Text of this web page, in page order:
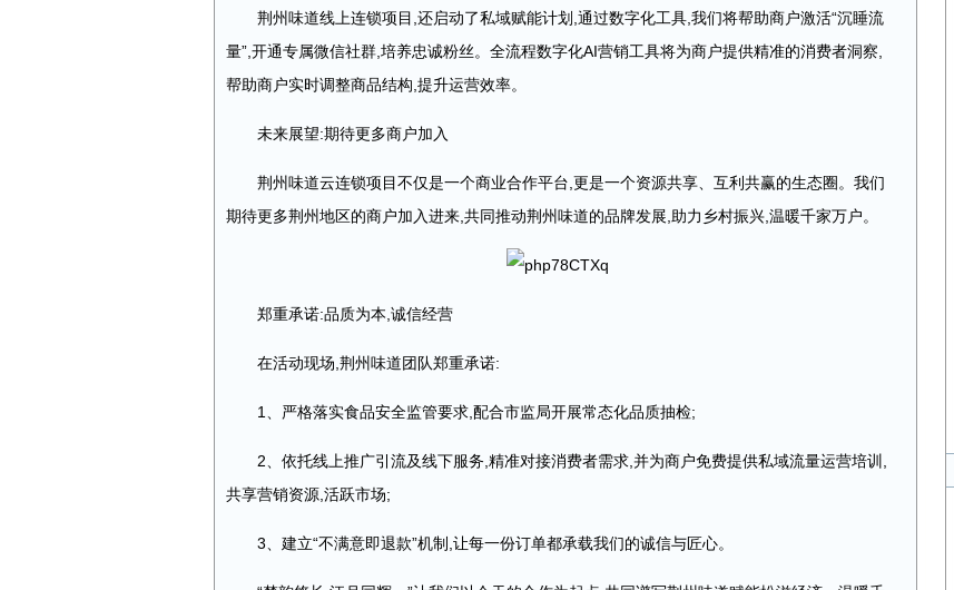
荆州味道线上连锁项目,还启动了私域赋能计划,通过数字化工具,我们将帮助商户激活“沉睡流
量”,开通专属微信社群,培养忠诚粉丝。全流程数字化AI营销工具将为商户提供精准的消费者洞察,
帮助商户实时调整商品结构,提升运营效率。
未来展望:期待更多商户加入
荆州味道云连锁项目不仅是一个商业合作平台,更是一个资源共享、互利共赢的生态圈。我们
期待更多荆州地区的商户加入进来,共同推动荆州味道的品牌发展,助力乡村振兴,温暖千家万户。
郑重承诺:品质为本,诚信经营
在活动现场,荆州味道团队郑重承诺:
1、严格落实食品安全监管要求,配合市监局开展常态化品质抽检;
2、依托线上推广引流及线下服务,精准对接消费者需求,并为商户免费提供私域流量运营培训,
共享营销资源,活跃市场;
3、建立“不满意即退款”机制,让每一份订单都承载我们的诚信与匠心。